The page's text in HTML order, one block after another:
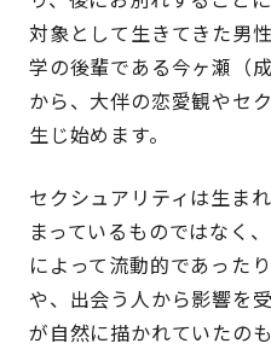
対象として生きてきた男
学の後輩である今ヶ瀬（
から、大伴の恋愛観やセ
生じ始めます。
セクシュアリティは生ま
まっているものではなく
によって流動的であった
や、出会う人から影響を
が自然に描かれていたの